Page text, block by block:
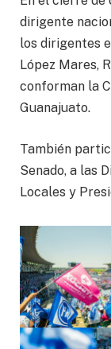
dirigente
los dirigentes
López Mares,
conforman la
Guanajuato.
También
Senado, a las
Locales y